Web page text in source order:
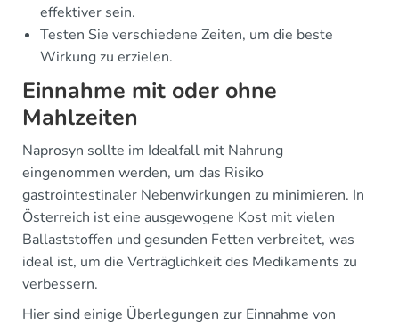
effektiver sein.
Testen Sie verschiedene Zeiten, um die beste
Wirkung zu erzielen.
Einnahme mit oder ohne
Mahlzeiten
Naprosyn sollte im Idealfall mit Nahrung
eingenommen werden, um das Risiko
gastrointestinaler Nebenwirkungen zu minimieren. In
Österreich ist eine ausgewogene Kost mit vielen
Ballaststoffen und gesunden Fetten verbreitet, was
ideal ist, um die Verträglichkeit des Medikaments zu
verbessern.
Hier sind einige Überlegungen zur Einnahme von